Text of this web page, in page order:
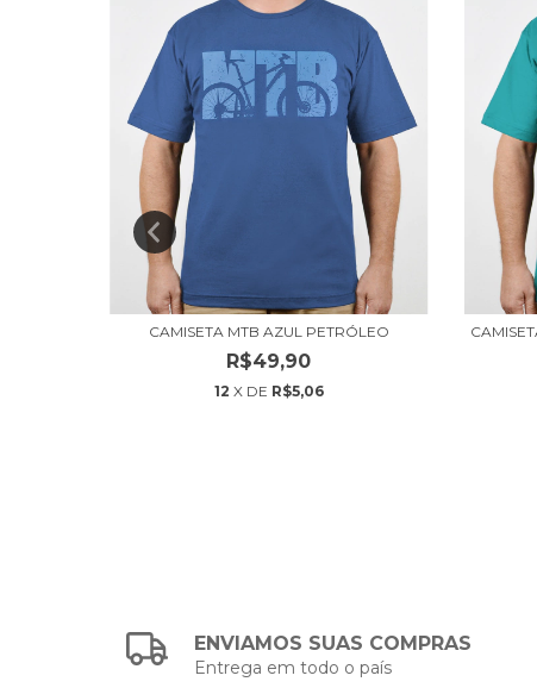
CAMISETA MTB AZUL PETRÓLEO
R$49,90
12 X DE R$5,06
ENVIAMOS SUAS COMPRAS
Entrega em todo o país